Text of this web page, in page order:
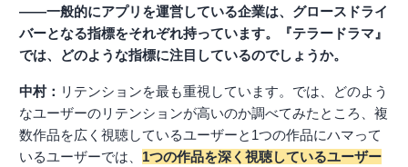
――一般的にアプリを運営している企業は、グロースドライ
バーとなる指標をそれぞれ持っています。『テラードラマ』
では、どのような指標に注目しているのでしょうか。
中村： リテンションを最も重視しています。では、どのよう
なユーザーのリテンションが高いのか調べてみたところ、複
数作品を広く視聴しているユーザーと1つの作品にハマって
いるユーザーでは、 1つの作品を深く視聴しているユーザー